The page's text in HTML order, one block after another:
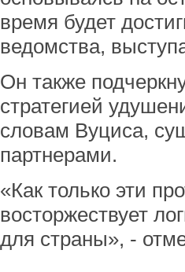
время будет
ведомства,
Он также
стратегией
словам Вуциса,
партнерами.
«Как только эти
восторжествует
для страны», -